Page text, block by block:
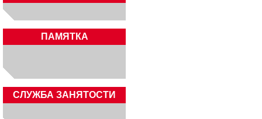
ПАМЯТКА
CЛУЖБА ЗАНЯТОСТИ